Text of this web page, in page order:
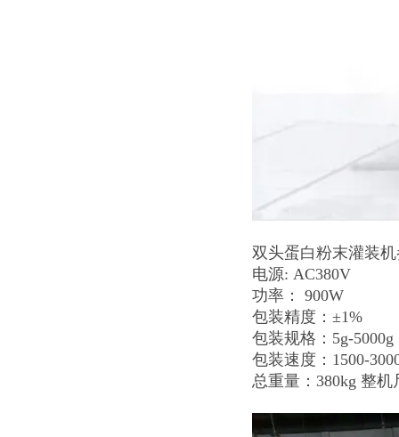
双头蛋白粉末灌装
电源: AC380V
功率： 900W
包装精度：±1%
包装规格：5g-5000g
包装速度：1500-
总重量：380kg 整